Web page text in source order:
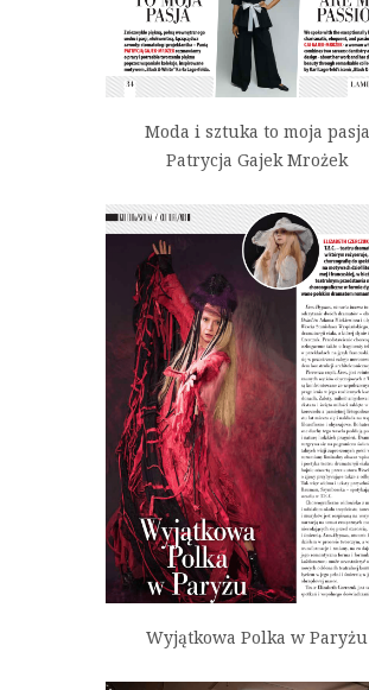
Moda i sztuka to moja pasja
Patrycja Gajek Mrożek
Wyjątkowa Polka w Paryżu